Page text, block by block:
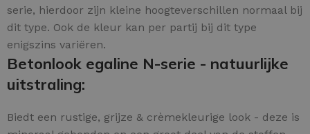
serie, hierdoor zijn kleine hoogteverschillen normaal bij
dit type. Ook de kleur kan per partij bij dit type
enigszins variëren.
Betonlook egaline N-serie - natuurlijke
uitstraling:
Biedt een rustige, grijze & crèmekleurige look - deze is